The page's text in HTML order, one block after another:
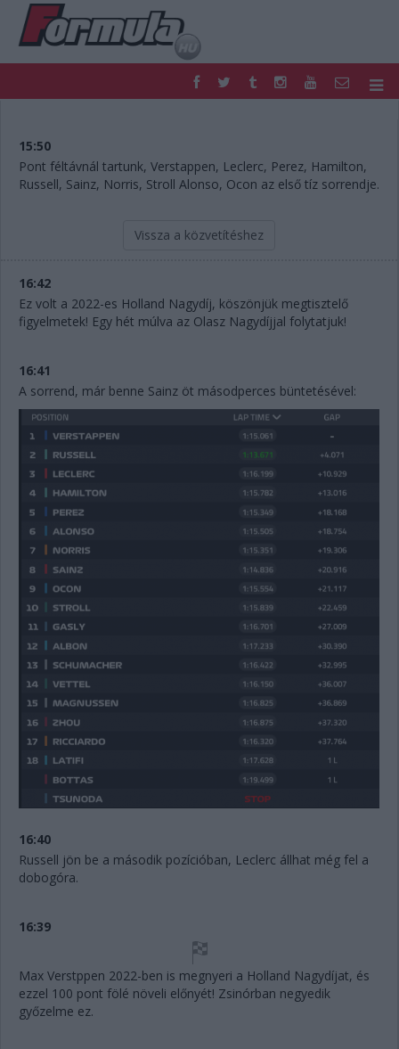
FORMULA
NEMZETKÖZI
HAZAI
RETRO
EGYÉB
TIPPJÁTÉK
15:50
Pont féltávnál tartunk, Verstappen, Leclerc, Perez, Hamilton,
Russell, Sainz, Norris, Stroll Alonso, Ocon az első tíz sorrendje.
Vissza a közvetítéshez
16:42
Ez volt a 2022-es Holland Nagydíj, köszönjük megtisztelő
figyelmetek! Egy hét múlva az Olasz Nagydíjjal folytatjuk!
16:41
A sorrend, már benne Sainz öt másodperces büntetésével:
16:40
Russell jön be a második pozícióban, Leclerc állhat még fel a
dobogóra.
16:39
Max Verstppen 2022-ben is megnyeri a Holland Nagydíjat, és
ezzel 100 pont fölé növeli előnyét! Zsinórban negyedik
győzelme ez.